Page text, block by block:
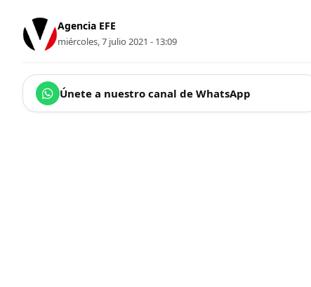
Agencia EFE
miércoles, 7 julio 2021 - 13:09
Únete a nuestro canal de WhatsApp